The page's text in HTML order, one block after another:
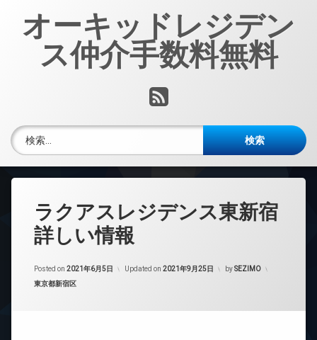
オーキッドレジデン
ス仲介手数料無料
RSS
検索:
ラクアスレジデンス東新宿
詳しい情報
Posted on 2021年6月5日 Updated on 2021年9月25日 bySEZIMO
カテゴリー:
東京都新宿区